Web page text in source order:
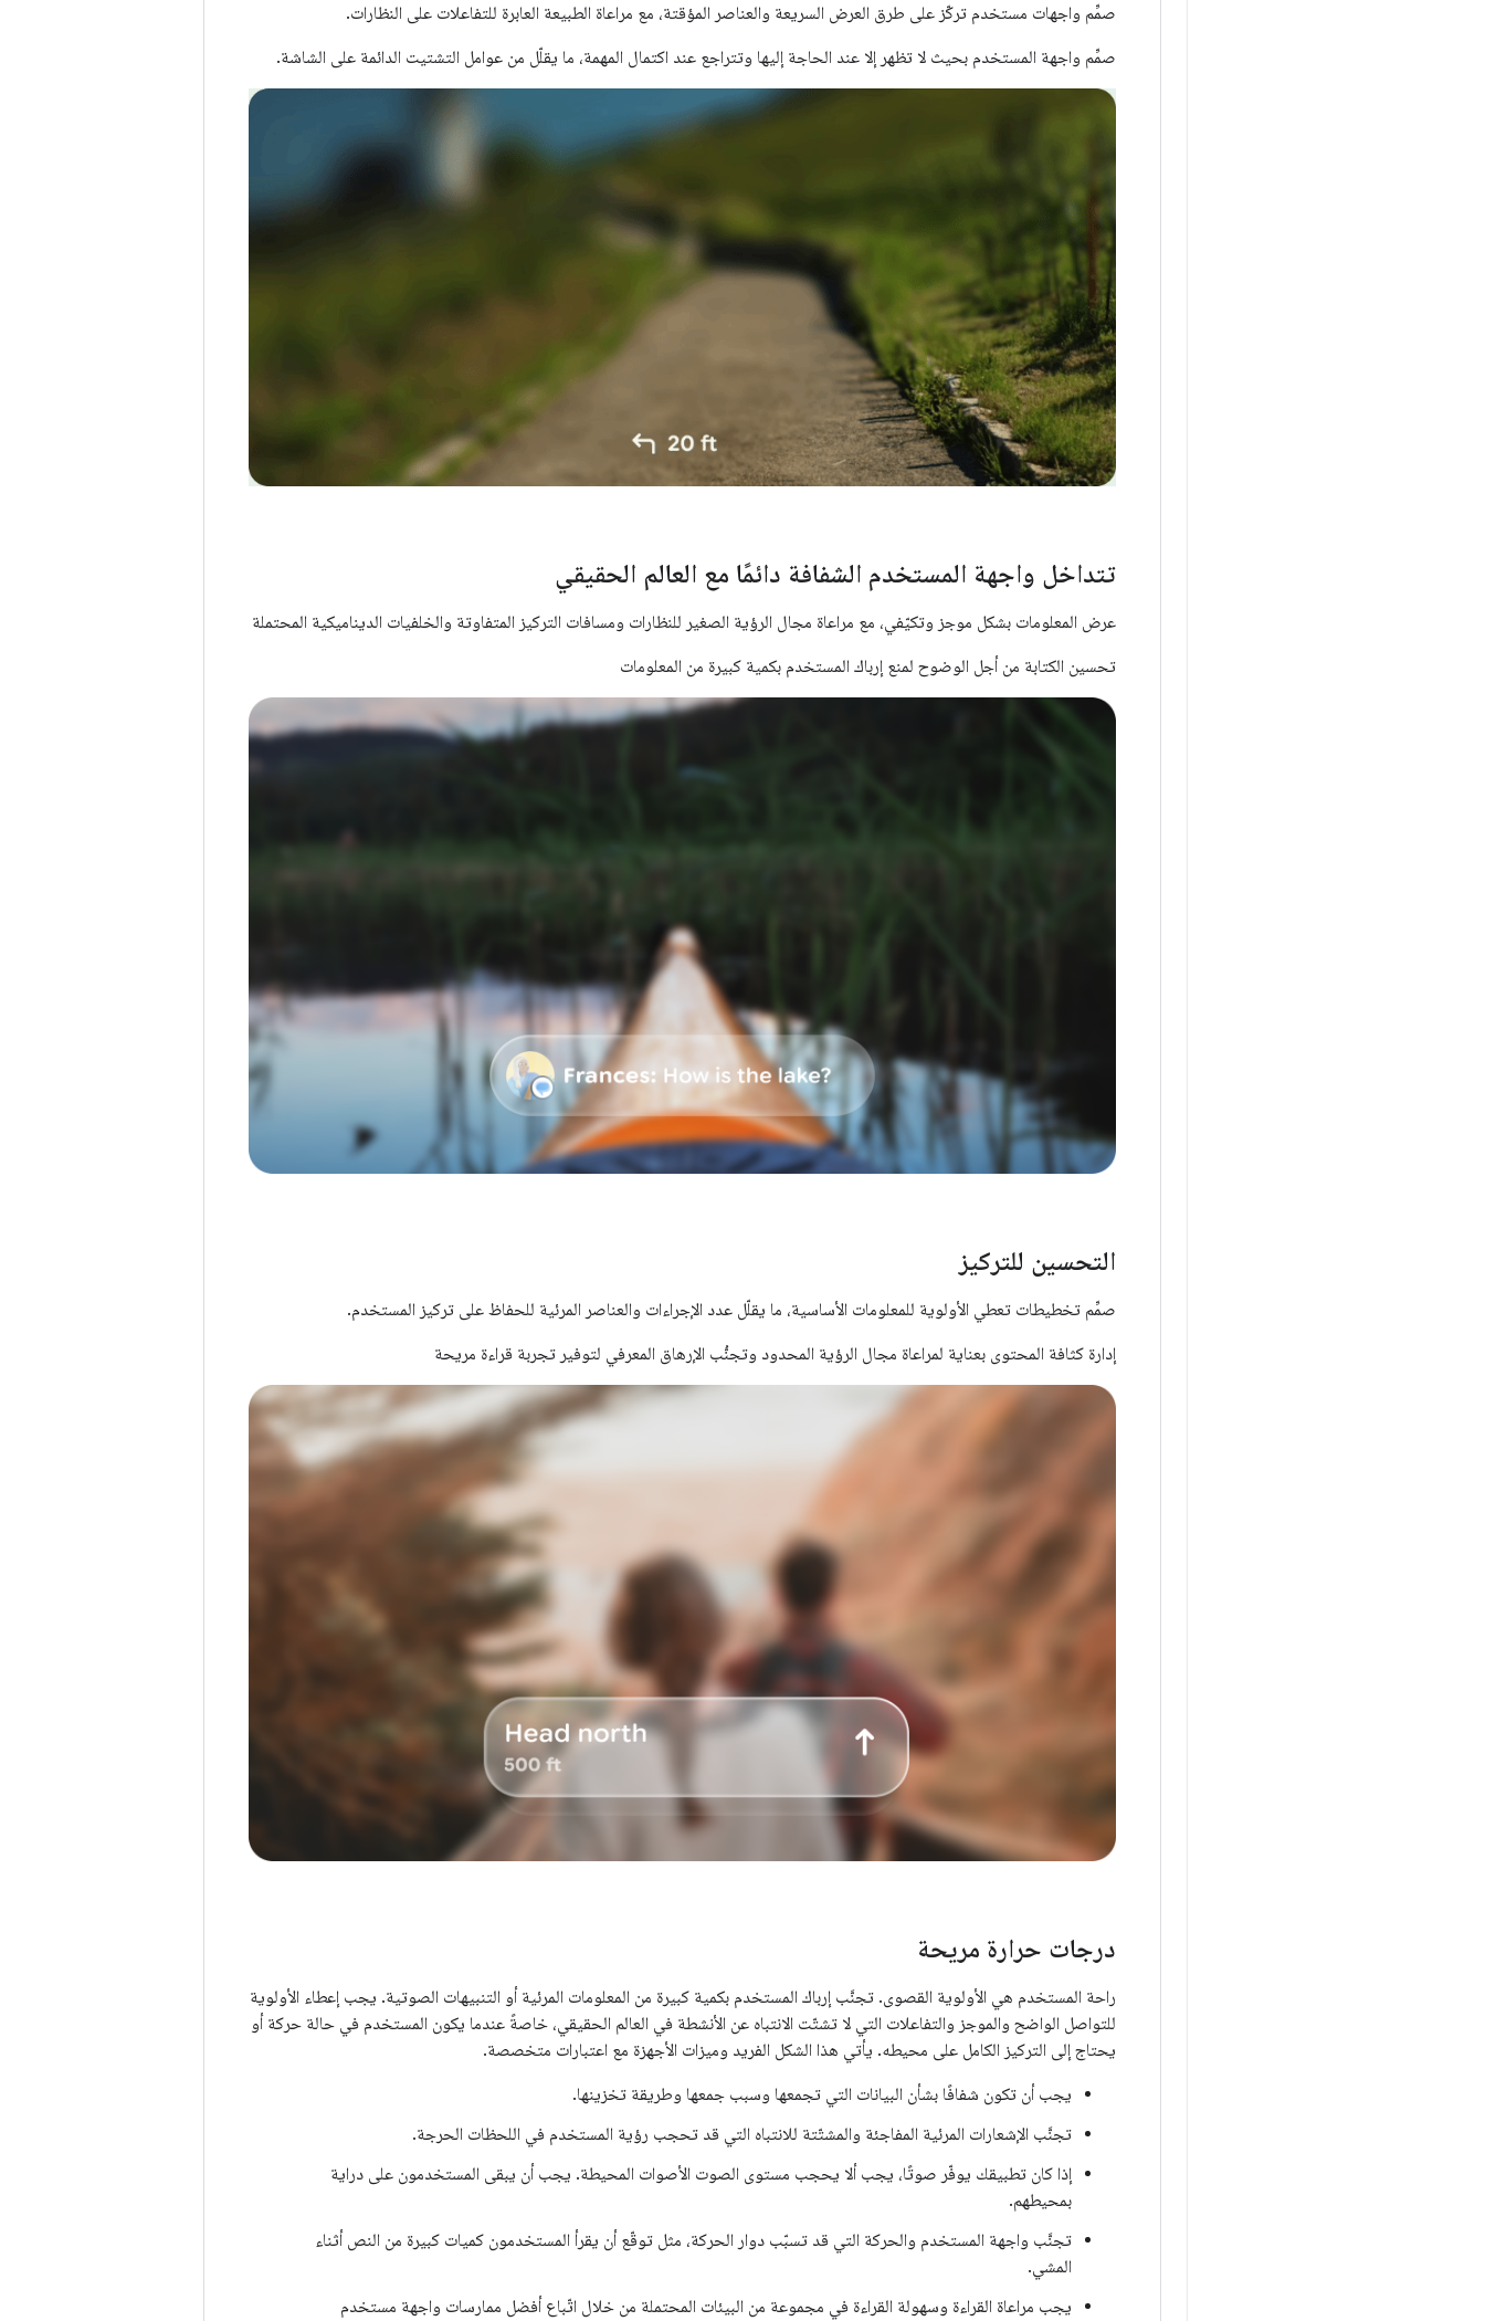
صمِّم واجهات مستخدم تركّز على طرق العرض السريعة والعناصر المؤقتة، مع مراعاة الطبيعة العابرة للتفاعلات على النظارات.
صمِّم واجهة المستخدم بحيث لا تظهر إلا عند الحاجة إليها وتتراجع عند اكتمال المهمة، ما يقلّل من عوامل التشتيت الدائمة على الشاشة.
تتداخل واجهة المستخدم الشفافة دائمًا مع العالم الحقيقي
عرض المعلومات بشكل موجز وتكيّفي، مع مراعاة مجال الرؤية الصغير للنظارات ومسافات التركيز المتفاوتة والخلفيات الديناميكية المحتملة
تحسين الكتابة من أجل الوضوح لمنع إرباك المستخدم بكمية كبيرة من المعلومات
التحسين للتركيز
صمِّم تخطيطات تعطي الأولوية للمعلومات الأساسية، ما يقلّل عدد الإجراءات والعناصر المرئية للحفاظ على تركيز المستخدم.
إدارة كثافة المحتوى بعناية لمراعاة مجال الرؤية المحدود وتجنُّب الإرهاق المعرفي لتوفير تجربة قراءة مريحة
درجات حرارة مريحة
راحة المستخدم هي الأولوية القصوى. تجنَّب إرباك المستخدم بكمية كبيرة من المعلومات المرئية أو التنبيهات الصوتية. يجب إعطاء الأولوية
للتواصل الواضح والموجز والتفاعلات التي لا تشتّت الانتباه عن الأنشطة في العالم الحقيقي، خاصةً عندما يكون المستخدم في حالة حركة أو
يحتاج إلى التركيز الكامل على محيطه. يأتي هذا الشكل الفريد وميزات الأجهزة مع اعتبارات متخصصة.
يجب أن تكون شفافًا بشأن البيانات التي تجمعها وسبب جمعها وطريقة تخزينها.
تجنَّب الإشعارات المرئية المفاجئة والمشتّتة للانتباه التي قد تحجب رؤية المستخدم في اللحظات الحرجة.
إذا كان تطبيقك يوفّر صوتًا، يجب ألا يحجب مستوى الصوت الأصوات المحيطة. يجب أن يبقى المستخدمون على دراية
بمحيطهم.
تجنَّب واجهة المستخدم والحركة التي قد تسبّب دوار الحركة، مثل توقّع أن يقرأ المستخدمون كميات كبيرة من النص أثناء
المشي.
يجب مراعاة القراءة وسهولة القراءة في مجموعة من البيئات المحتملة من خلال اتّباع أفضل ممارسات واجهة مستخدم